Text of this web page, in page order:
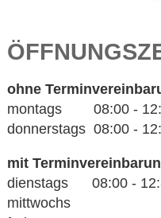
ohne
montags 08:00 -
donnerstags 08:00 -
mit
dienstags 08:00 -
mittwochs